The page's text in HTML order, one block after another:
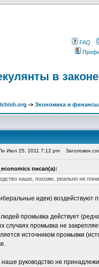
FAQ
в
-> Экономика и финансы
Июл 25, 2011 7:12 pm Заголовок
писал(а):
наше, похоже, реально не
идеи) воздействуют
людей промывка действует
случаях промывка не
источником промывки
руководство не